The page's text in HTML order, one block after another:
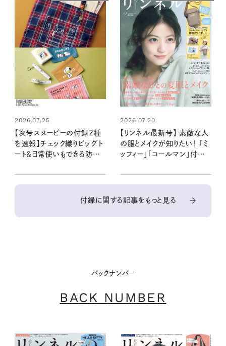
2026.07.25
【次号スヌーピーの付録2種
を速報】チェック織りビッグト
ート＆日常使いもできる防災5
2026年10月号・10月号増
刊
2026.07.20
【リンネル最新号】 素敵な人
の服とメイクが知りたい！ 「ミ
ッフィー」「コールマン」付録と
7月21日発売9月号・9月号
増刊
付録に関する記事をもっと見る
バックナンバー
BACK NUMBER